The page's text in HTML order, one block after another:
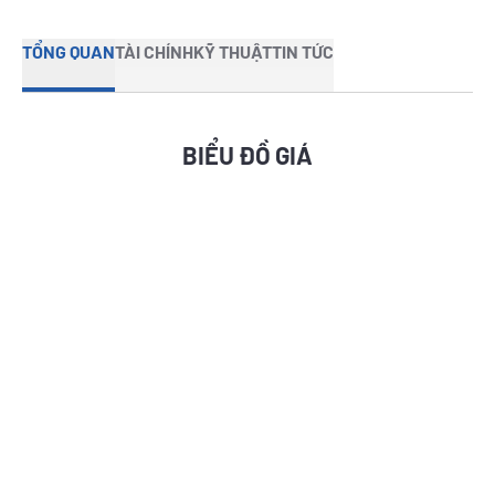
TỔNG QUANTÀI CHÍNHKỸ THUẬTTIN TỨC
BIỂU ĐỒ GIÁ